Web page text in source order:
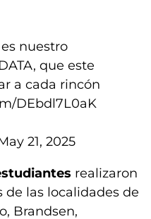
nuestro
que este
a cada rincón
DEbdl7L0aK
21, 2025
realizaron
de las localidades de
Brandsen,